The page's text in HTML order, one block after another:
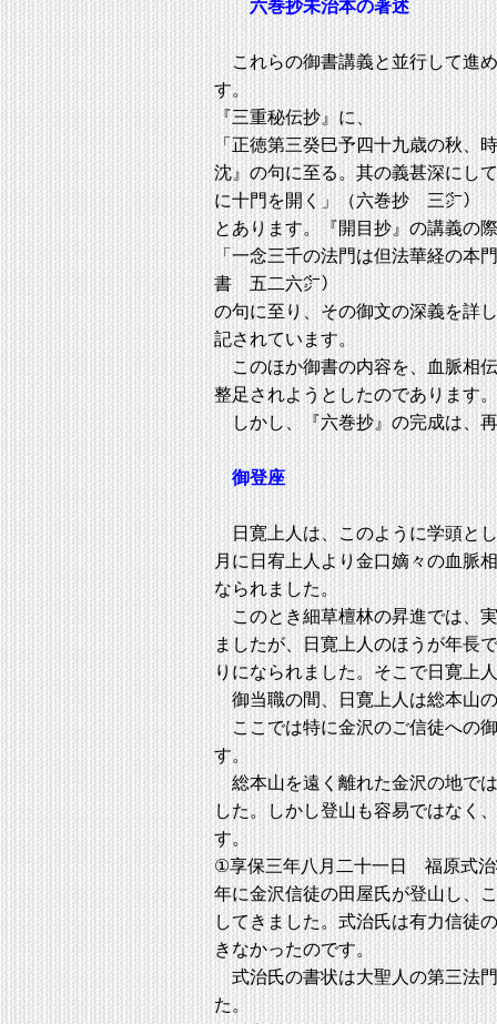
六巻抄未治本の著述
これらの御書講義と並行して進
す。
『三重秘伝抄』に、
「正徳第三癸巳予四十九歳の秋、
沈』の句に至る。其の義甚深にし
に十門を開く」（六巻抄 三㌻）
とあります。『開目抄』の講義の
「一念三千の法門は但法華経の本
書 五二六㌻）
の句に至り、その御文の深義を詳
記されています。
このほか御書の内容を、血脈相
整足されようとしたのであります。
しかし、『六巻抄』の完成は、
御登座
日寛上人は、このように学頭と
月に日宥上人より金口嫡々の血脈
なられました。
このとき細草檀林の昇進では、
ましたが、日寛上人のほうが年長
りになられました。そこで日寛上
御当職の間、日寛上人は総本山
ここでは特に金沢のご信徒への
す。
総本山を遠く離れた金沢の地で
した。しかし登山も容易ではなく
す。
①享保三年八月二十一日 福原式
年に金沢信徒の田屋氏が登山し、
してきました。式治氏は有力信徒
きなかったのです。
式治氏の書状は大聖人の第三法
た。